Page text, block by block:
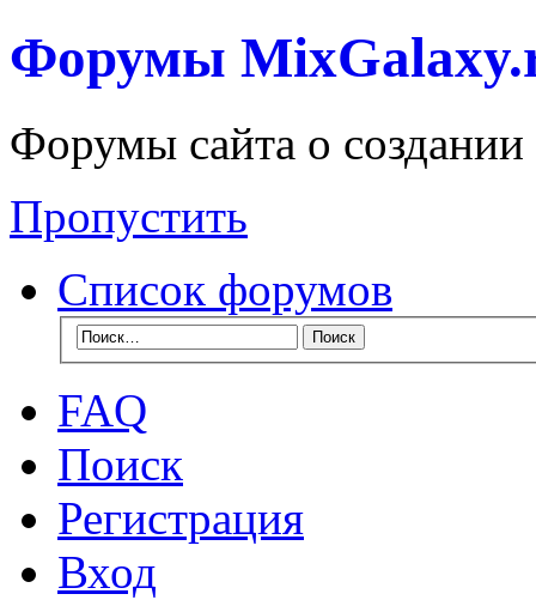
Форумы
Форумы сайта о
Пропустить
Список форумов
FAQ
Поиск
Регистрация
Вход